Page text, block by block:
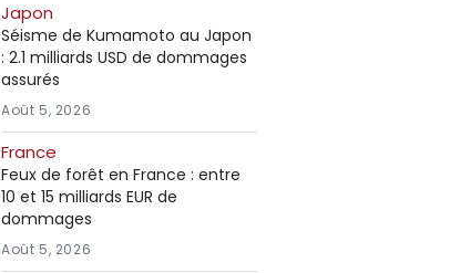
Japon
Séisme de Kumamoto au Japon
: 2.1 milliards USD de dommages
assurés
Août 5, 2026
France
Feux de forêt en France : entre
10 et 15 milliards EUR de
dommages
Août 5, 2026